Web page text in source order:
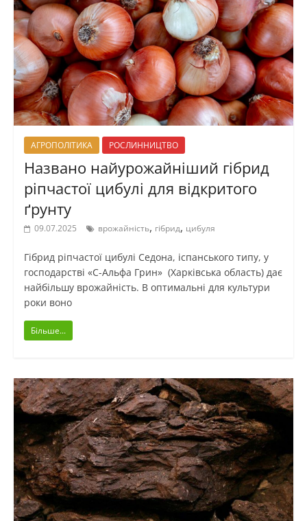
АГРОПОЛІТИКА РОСЛИННИЦТВО
Названо найурожайніший гібрид
ріпчастої цибулі для відкритого
ґрунту
09.07.2025 врожайність, гібрид, цибуля
Гібрид ріпчастої цибулі Седона, іспанського типу, у
господарстві «С-Альфа Грин» (Харківська область) дає
найбільшу врожайність. В оптимальні для культури
роки воно
Більше...